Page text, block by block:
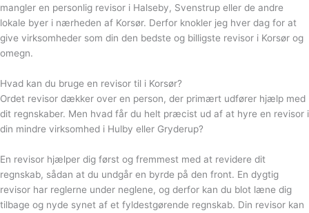
mangler en personlig revisor i Halseby, Svenstrup eller de andre
lokale byer i nærheden af Korsør. Derfor knokler jeg hver dag for at
give virksomheder som din den bedste og billigste revisor i Korsør og
omegn.
Hvad kan du bruge en revisor til i Korsør?
Ordet revisor dækker over en person, der primært udfører hjælp med
dit regnskaber. Men hvad får du helt præcist ud af at hyre en revisor i
din mindre virksomhed i Hulby eller Gryderup?
En revisor hjælper dig først og fremmest med at revidere dit
regnskab, sådan at du undgår en byrde på den front. En dygtig
revisor har reglerne under neglene, og derfor kan du blot læne dig
tilbage og nyde synet af et fyldestgørende regnskab. Din revisor kan